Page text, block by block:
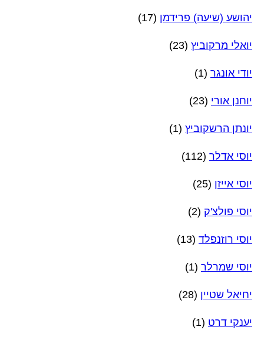
יהושע (שיעה) פרידמן (17)
יואלי מרקוביץ (23)
יודי אונגר (1)
יוחנן אורי (23)
יונתן הרשקוביץ (1)
יוסי אדלר (112)
יוסי אייזן (25)
יוסי פולצ'ק (2)
יוסי רוזנפלד (13)
יוסי שמרלר (1)
יחיאל שטיין (28)
יענקי דרט (1)